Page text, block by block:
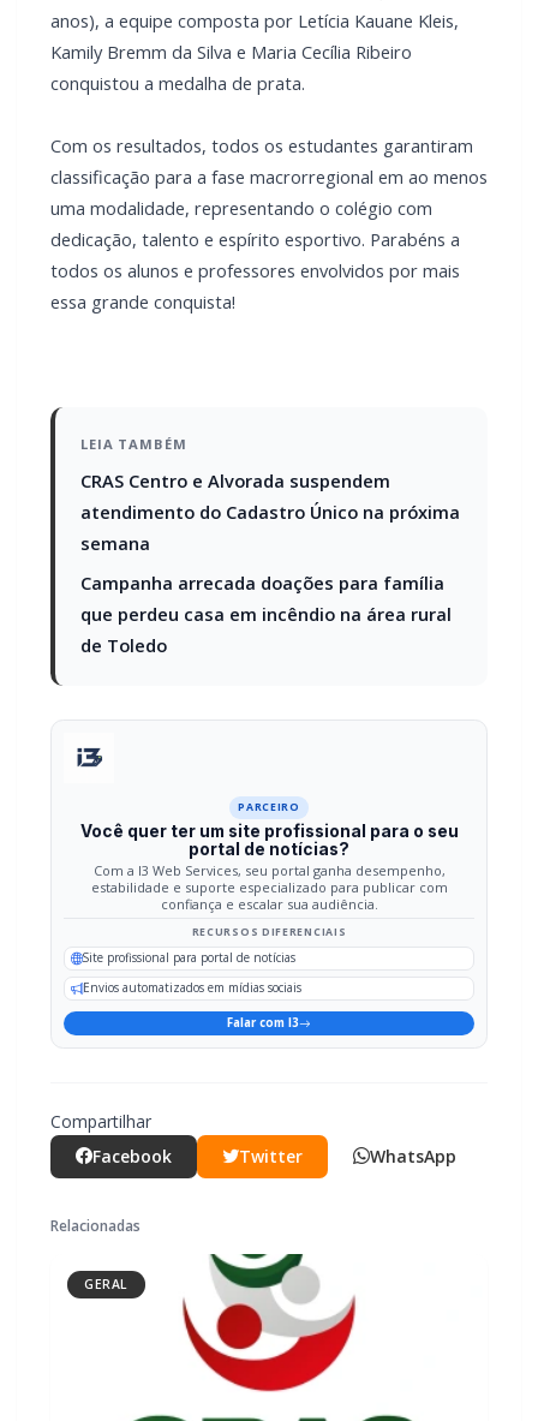
Com os resultados, todos os estudantes garantiram
classificação para a fase macrorregional em ao menos
dedicação, talento e espírito esportivo. Parabéns a
todos os alunos e professores envolvidos por mais
essa grande conquista!
semana
Campanha arrecada doações para família
que perdeu casa em incêndio na área rural
de Toledo
Com a I3 Web Services, seu portal ganha desempenho,
confiança e escalar sua audiência.
RECURSOS DIFERENCIAIS
Site profissional para portal de notícias
Envios automatizados em mídias sociais
Falar com I3
Compartilhar
Relacionadas